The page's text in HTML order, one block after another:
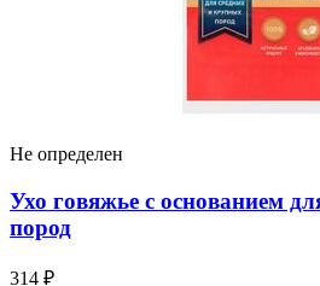
Не определен
Ухо говяжье с основанием
пород
314 ₽